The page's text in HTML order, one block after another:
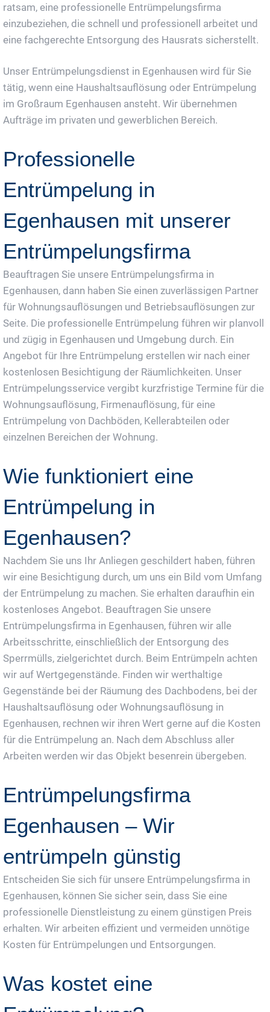
ratsam, eine professionelle Entrümpelungsfirma
einzubeziehen, die schnell und professionell arbeitet und
eine fachgerechte Entsorgung des Hausrats sicherstellt.
Unser Entrümpelungsdienst in Egenhausen wird für Sie
tätig, wenn eine Haushaltsauflösung oder Entrümpelung
im Großraum Egenhausen ansteht. Wir übernehmen
Aufträge im privaten und gewerblichen Bereich.
Professionelle
Entrümpelung in
Egenhausen mit unserer
Entrümpelungsfirma
Beauftragen Sie unsere Entrümpelungsfirma in
Egenhausen, dann haben Sie einen zuverlässigen Partner
für Wohnungsauflösungen und Betriebsauflösungen zur
Seite. Die professionelle Entrümpelung führen wir planvoll
und zügig in Egenhausen und Umgebung durch. Ein
Angebot für Ihre Entrümpelung erstellen wir nach einer
kostenlosen Besichtigung der Räumlichkeiten. Unser
Entrümpelungsservice vergibt kurzfristige Termine für die
Wohnungsauflösung, Firmenauflösung, für eine
Entrümpelung von Dachböden, Kellerabteilen oder
einzelnen Bereichen der Wohnung.
Wie funktioniert eine
Entrümpelung in
Egenhausen?
Nachdem Sie uns Ihr Anliegen geschildert haben, führen
wir eine Besichtigung durch, um uns ein Bild vom Umfang
der Entrümpelung zu machen. Sie erhalten daraufhin ein
kostenloses Angebot. Beauftragen Sie unsere
Entrümpelungsfirma in Egenhausen, führen wir alle
Arbeitsschritte, einschließlich der Entsorgung des
Sperrmülls, zielgerichtet durch. Beim Entrümpeln achten
wir auf Wertgegenstände. Finden wir werthaltige
Gegenstände bei der Räumung des Dachbodens, bei der
Haushaltsauflösung oder Wohnungsauflösung in
Egenhausen, rechnen wir ihren Wert gerne auf die Kosten
für die Entrümpelung an. Nach dem Abschluss aller
Arbeiten werden wir das Objekt besenrein übergeben.
Entrümpelungsfirma
Egenhausen – Wir
entrümpeln günstig
Entscheiden Sie sich für unsere Entrümpelungsfirma in
Egenhausen, können Sie sicher sein, dass Sie eine
professionelle Dienstleistung zu einem günstigen Preis
erhalten. Wir arbeiten effizient und vermeiden unnötige
Kosten für Entrümpelungen und Entsorgungen.
Was kostet eine